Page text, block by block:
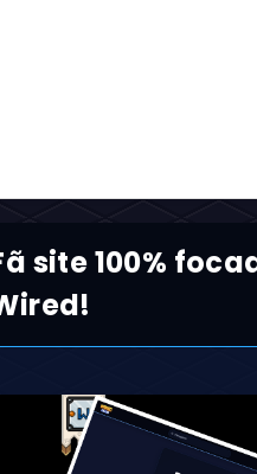
Fã site 100%
Wired!